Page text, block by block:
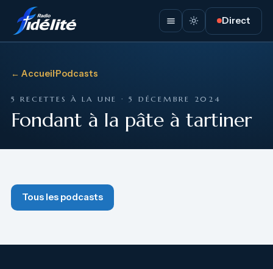
Direct
← Accueil·Podcasts
5 RECETTES À LA UNE · 5 DÉCEMBRE 2024
Fondant à la pâte à tartiner
Tous les podcasts